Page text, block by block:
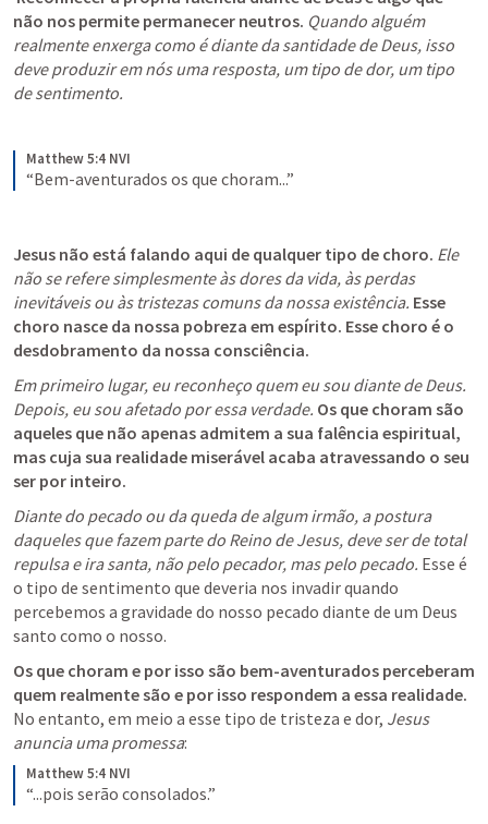
não nos permite permanecer neutros. Quando alguém
realmente enxerga como é diante da santidade de Deus, isso
deve produzir em nós uma resposta, um tipo de dor, um tipo
de sentimento.
Matthew 5:4 NVI
“Bem-aventurados os que choram...”
Jesus não está falando aqui de qualquer tipo de choro. Ele
não se refere simplesmente às dores da vida, às perdas
inevitáveis ou às tristezas comuns da nossa existência. Esse
choro nasce da nossa pobreza em espírito. Esse choro é o
desdobramento da nossa consciência.
Em primeiro lugar, eu reconheço quem eu sou diante de Deus.
Depois, eu sou afetado por essa verdade. Os que choram são
aqueles que não apenas admitem a sua falência espiritual,
mas cuja sua realidade miserável acaba atravessando o seu
ser por inteiro.
Diante do pecado ou da queda de algum irmão, a postura
daqueles que fazem parte do Reino de Jesus, deve ser de total
repulsa e ira santa, não pelo pecador, mas pelo pecado. Esse é
o tipo de sentimento que deveria nos invadir quando
percebemos a gravidade do nosso pecado diante de um Deus
santo como o nosso.
Os que choram e por isso são bem-aventurados perceberam
quem realmente são e por isso respondem a essa realidade.
No entanto, em meio a esse tipo de tristeza e dor, Jesus
anuncia uma promessa:
Matthew 5:4 NVI
“...pois serão consolados.”